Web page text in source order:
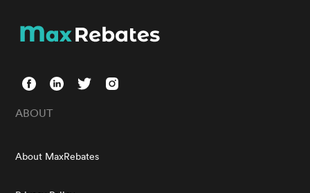
ABOUT
About MaxRebates